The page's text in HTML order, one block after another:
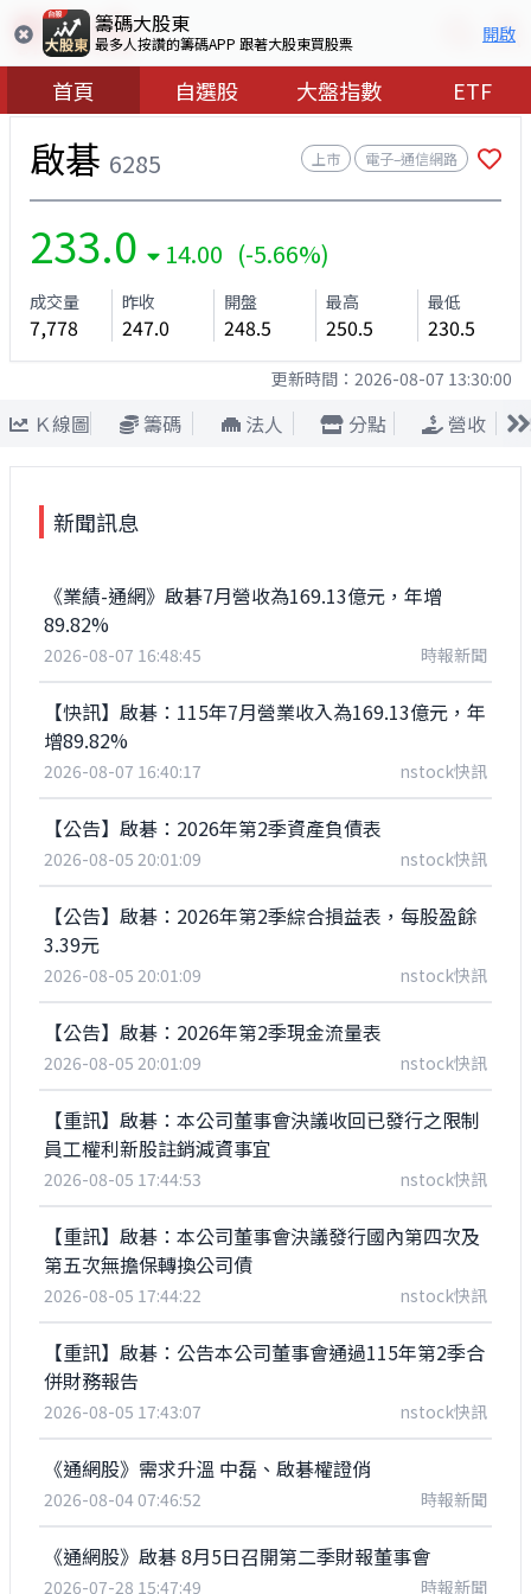
籌碼大股東
最多人按讚的籌碼APP 跟著大股東買股票 開啟
首頁 自選股 大盤指數 ETF
啟碁 6285 上市 電子–通信網路
233.0 14.00 (-5.66%)
成交量
7,778
昨收
247.0
開盤
248.5
最高
250.5
最低
230.5
更新時間： 2026-08-07 13:30:00
Ｋ線圖 籌碼 法人 分點 營收
新聞訊息
《業績-通網》啟碁7月營收為169.13億元，年增
89.82%
2026-08-07 16:48:45 時報新聞
【快訊】啟碁：115年7月營業收入為169.13億元，年
增89.82%
2026-08-07 16:40:17 nstock快訊
【公告】啟碁：2026年第2季資產負債表
2026-08-05 20:01:09 nstock快訊
【公告】啟碁：2026年第2季綜合損益表，每股盈餘
3.39元
2026-08-05 20:01:09 nstock快訊
【公告】啟碁：2026年第2季現金流量表
2026-08-05 20:01:09 nstock快訊
【重訊】啟碁：本公司董事會決議收回已發行之限制
員工權利新股註銷減資事宜
2026-08-05 17:44:53 nstock快訊
【重訊】啟碁：本公司董事會決議發行國內第四次及
第五次無擔保轉換公司債
2026-08-05 17:44:22 nstock快訊
【重訊】啟碁：公告本公司董事會通過115年第2季合
併財務報告
2026-08-05 17:43:07 nstock快訊
《通網股》需求升溫 中磊、啟碁權證俏
2026-08-04 07:46:52 時報新聞
《通網股》啟碁 8月5日召開第二季財報董事會
2026-07-28 15:47:49 時報新聞